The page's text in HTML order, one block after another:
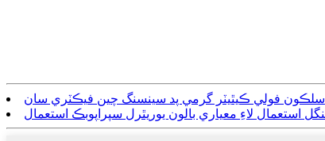
سلڪون فولي ڪيٿيٽر گرمي پد سينسنگ چين فيڪٽري سان